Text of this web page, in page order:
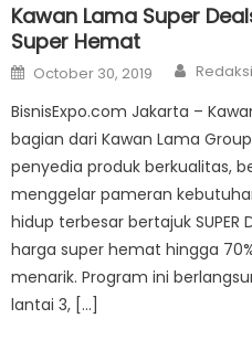
Kawan Lama Super
Super Hemat
Posted
on
October 30, 2019 Author
Redaksi
BisnisExpo.com Jakarta –
bagian dari Kawan Lama
penyedia produk berkualitas,
menggelar pameran
hidup terbesar bertajuk SUPER
harga super hemat hingga
menarik. Program ini
lantai 3, […]